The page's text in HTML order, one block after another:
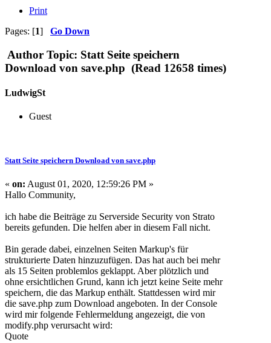
Print
Pages: [1] Go Down
Author Topic: Statt Seite speichern
Download von save.php (Read 12658 times)
LudwigSt
Guest
Statt Seite speichern Download von save.php
« on: August 01, 2020, 12:59:26 PM »
Hallo Community,
ich habe die Beiträge zu Serverside Security von Strato
bereits gefunden. Die helfen aber in diesem Fall nicht.
Bin gerade dabei, einzelnen Seiten Markup's für
strukturierte Daten hinzuzufügen. Das hat auch bei mehr
als 15 Seiten problemlos geklappt. Aber plötzlich und
ohne ersichtlichen Grund, kann ich jetzt keine Seite mehr
speichern, die das Markup enthält. Stattdessen wird mir
die save.php zum Download angeboten. In der Console
wird mir folgende Fehlermeldung angezeigt, die von
modify.php verursacht wird:
Quote